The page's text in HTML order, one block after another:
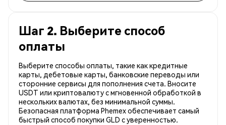
Шаг 2. Выберите способ
оплаты
Выберите способы оплаты, такие как кредитные
карты, дебетовые карты, банковские переводы или
сторонние сервисы для пополнения счета. Вносите
USDT или криптовалюту с мгновенной обработкой в
нескольких валютах, без минимальной суммы.
Безопасная платформа Phemex обеспечивает самый
быстрый способ покупки GLD с уверенностью.